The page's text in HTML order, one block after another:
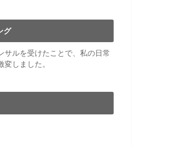
グ
サルを受けたことで、私の日常
変しました。